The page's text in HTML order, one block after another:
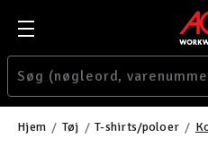
Hjem Tøj T-shirts/poloer